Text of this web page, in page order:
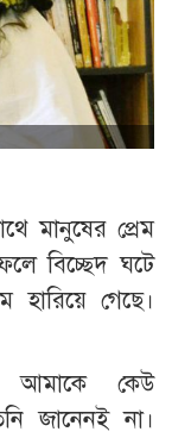
মানুষের প্রেম
বিচ্ছেদ ঘটে
হারিয়ে গেছে।
আমাকে কেউ
জানেনই না।